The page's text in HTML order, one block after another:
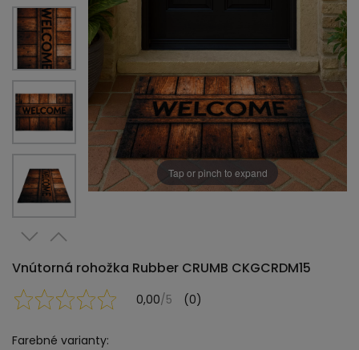
Tap or pinch to expand
Vnútorná rohožka Rubber CRUMB CKGCRDM15
0,00/5 (0)
Farebné varianty: